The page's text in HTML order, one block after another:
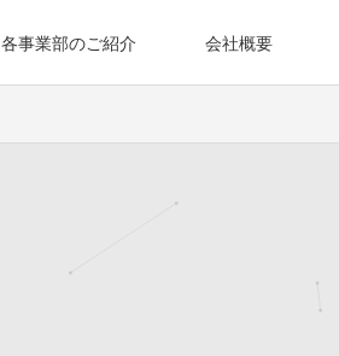
各事業部のご紹介 会社概要